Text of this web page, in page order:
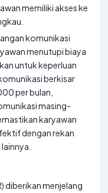
memiliki akses ke
komunikasi
menutupi biaya
untuk keperluan
berkisar
per bulan,
masing-
karyawan
dengan rekan
diberikan menjelang